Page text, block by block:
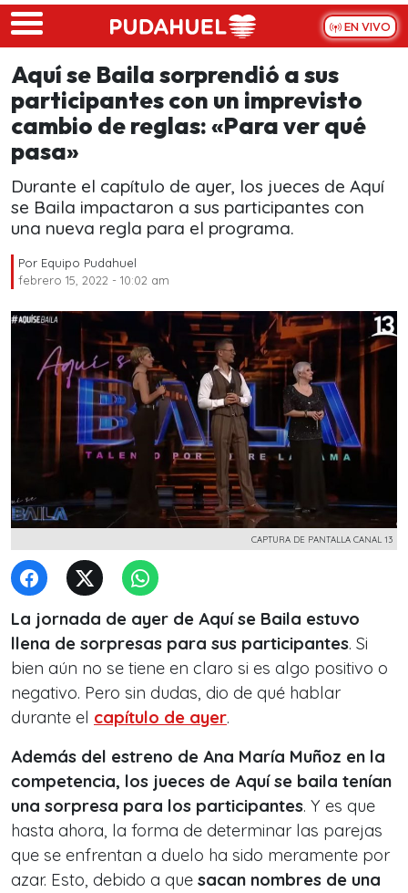
Skip to main content
EN VIVO
Aquí se Baila sorprendió a sus
participantes con un imprevisto
cambio de reglas: «Para ver qué
pasa»
Durante el capítulo de ayer, los jueces de Aquí
se Baila impactaron a sus participantes con
una nueva regla para el programa.
Por Equipo Pudahuel
febrero 15, 2022 - 10:02 am
CAPTURA DE PANTALLA CANAL 13
La jornada de ayer de Aquí se Baila estuvo
llena de sorpresas para sus participantes. Si
bien aún no se tiene en claro si es algo positivo o
negativo. Pero sin dudas, dio de qué hablar
durante el capítulo de ayer.
Además del estreno de Ana María Muñoz en la
competencia, los jueces de Aquí se baila tenían
una sorpresa para los participantes. Y es que
hasta ahora, la forma de determinar las parejas
que se enfrentan a duelo ha sido meramente por
azar. Esto, debido a que sacan nombres de una